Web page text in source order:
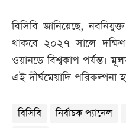
বিসিবি জানিয়েছে,
থাকবে ২০২৭ সালে
ওয়ানডে বিশ্বকাপ পর্যন্ত।
এই দীর্ঘমেয়াদি পরিকল্পনা
বিসিবি নির্বাচক প্যানেল